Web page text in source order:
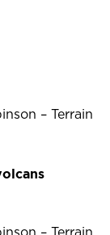
– Terrain